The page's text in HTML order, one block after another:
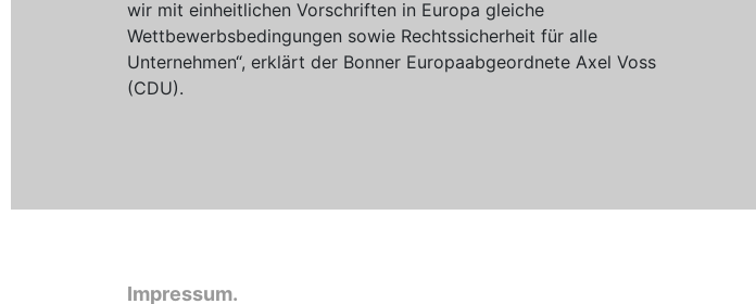
wir mit einheitlichen Vorschriften in Europa gleiche
Wettbewerbsbedingungen sowie Rechtssicherheit für alle
Unternehmen“, erklärt der Bonner Europaabgeordnete Axel Voss
(CDU).
Impressum.